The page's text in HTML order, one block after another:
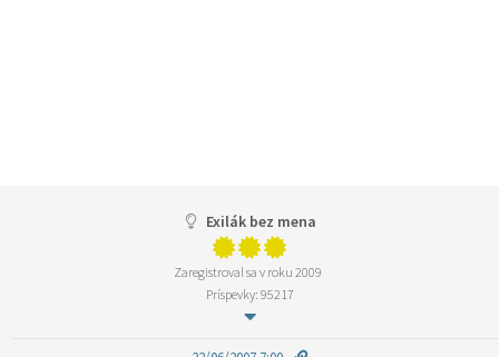
Exilák bez mena
Zaregistroval sa v roku 2009
Príspevky: 95217